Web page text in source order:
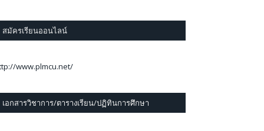
สมัครเรียนออนไลน์
www.plmcu.net/
เอกสารวิชาการ/ตารางเรียน/ปฏิทินการศึกษา